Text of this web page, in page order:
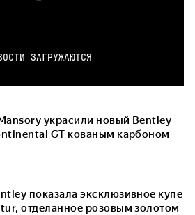
ЗАГРУЖАЮТСЯ
украсили новый Bentley
GT кованым карбоном
показала эксклюзивное купе
отделанное розовым золотом